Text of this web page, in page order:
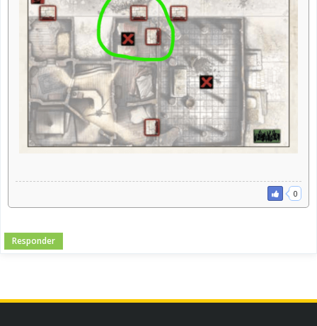
0
Responder